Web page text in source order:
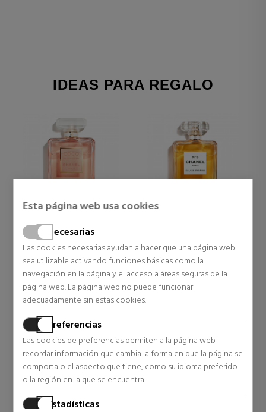
Esta página web usa cookies
Necesarias
Las cookies necesarias ayudan a hacer que una página web
sea utilizable activando funciones básicas como la
navegación en la página y el acceso a áreas seguras de la
página web. La página web no puede funcionar
adecuadamente sin estas cookies.
Preferencias
Las cookies de preferencias permiten a la página web
recordar información que cambia la forma en que la página se
comporta o el aspecto que tiene, como su idioma preferido
o la región en la que se encuentra.
Estadísticas
IDEAS PARA REGALO
CHANEL
Coco Mademoiselle Eau
De Parfum Vaporizador
70,95 €
Nº5 Eau De Parfum
Vaporizador
73,24 €